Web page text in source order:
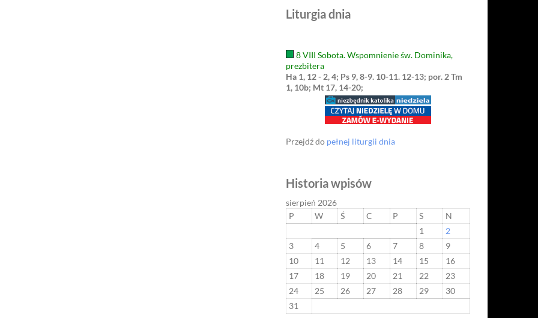
Liturgia dnia
8 VIII Sobota. Wspomnienie św. Dominika,
prezbitera
Ha 1, 12 - 2, 4; Ps 9, 8-9. 10-11. 12-13; por. 2 Tm
1, 10b; Mt 17, 14-20;
Przejdź do pełnej liturgii dnia
Historia wpisów
sierpień 2026
P
W Ś C P S
N
1
2
3
4 5 6 7 8
9
10
11 12 13 14 15
16
17
18 19 20 21 22
23
24
25 26 27 28 29
30
31